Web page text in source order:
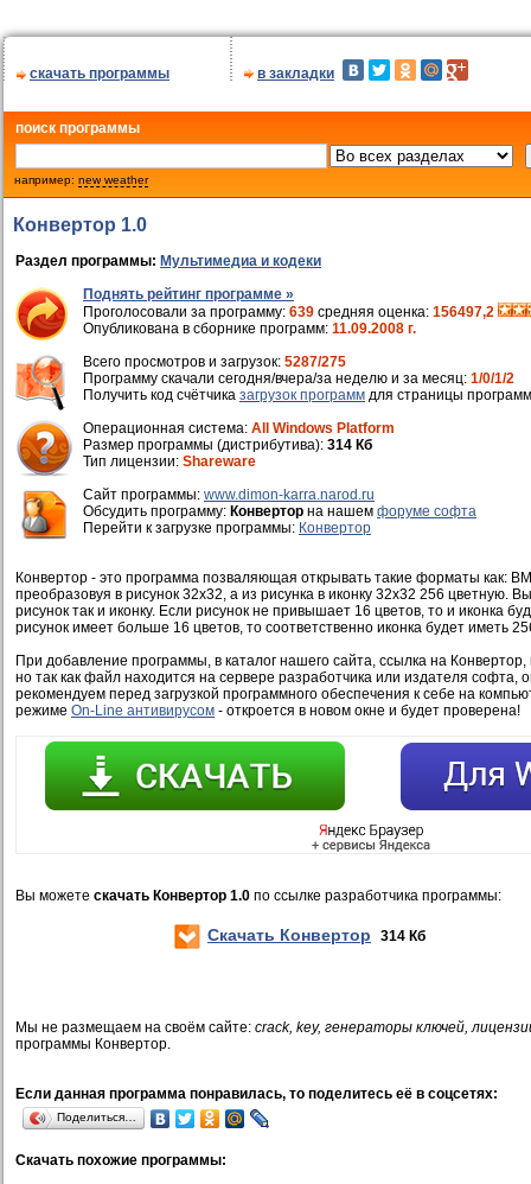
скачать программы в закладки
поиск программы
например: new weather
Конвертор 1.0
Раздел программы: Мультимедиа и кодеки
Поднять рейтинг программе »
Проголосовали за программу: 639 средняя оценка: 156497,2
Опубликована в сборнике программ: 11.09.2008 г.
Всего просмотров и загрузок: 5287/275
Программу скачали сегодня/вчера/за неделю и за месяц: 1/0/1/2
Получить код счётчика загрузок программ для страницы
Операционная система: All Windows Platform
Размер программы (дистрибутива): 314 Кб
Тип лицензии: Shareware
Cайт программы: www.dimon-karra.narod.ru
Обсудить программу: Конвертор на нашем форуме софта
Перейти к загрузке программы: Конвертор
Конвертор - это программа позваляющая открывать такие форматы как:
преобразовуя в рисунок 32x32, а из рисунка в иконку 32x32 256 цветную.
рисунок так и иконку. Если рисунок не привышает 16 цветов, то и иконка
рисунок имеет больше 16 цветов, то соответственно иконка будет иметь
При добавление программы, в каталог нашего сайта, ссылка на
но так как файл находится на сервере разработчика или издателя
рекомендуем перед загрузкой программного обеспечения к себе на
режиме On-Line антивирусом - откроется в новом окне и будет проверена!
Вы можете скачать Конвертор 1.0 по ссылке разработчика программы:
Скачать Конвертор 314 Кб
Мы не размещаем на своём сайте: crack, key, генераторы ключей,
программы Конвертор.
Если данная программа понравилась, то поделитесь её в соцсетях:
Поделиться…
Скачать похожие программы: